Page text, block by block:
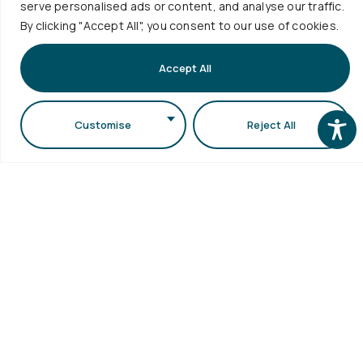
serve personalised ads or content, and analyse our traffic.
By clicking "Accept All", you consent to our use of cookies.
Customise Reject All
Accept All
ΕγγραφήΑΠΘ
Γραφείο
Βιβλιοθήκη
Ηλεκτρονικό
Ταχυδρομείο
ΜΟΔΙΠ
Επισκέψεις
1ος όροφος κτιρίου
Γραμματειών της
Σ.Θ.Ε. (κτίριο
Τμήματος
Πανεπιστημιούπολη